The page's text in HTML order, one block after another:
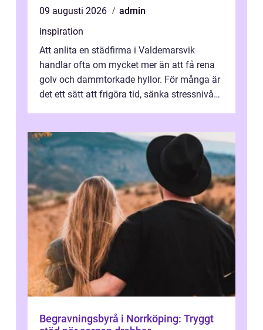
09 augusti 2026
admin
inspiration
Att anlita en städfirma i Valdemarsvik
handlar ofta om mycket mer än att få rena
golv och dammtorkade hyllor. För många är
det ett sätt att frigöra tid, sänka stressnivån
Begravningsbyrå i Norrköping: Tryggt